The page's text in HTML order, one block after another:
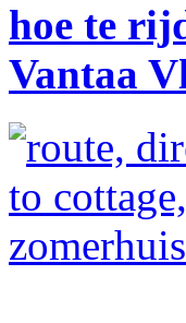
hoe te
Vantaa